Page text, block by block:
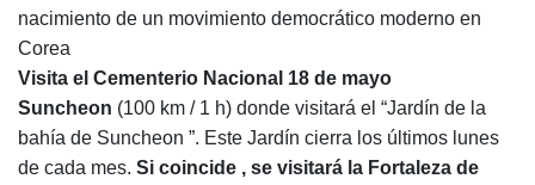
nacimiento de un movimiento democrático moderno en
Corea
Visita el Cementerio Nacional 18 de mayo
Suncheon (100 km / 1 h) donde visitará el “Jardín de la
bahía de Suncheon ”. Este Jardín cierra los últimos lunes
de cada mes. Si coincide , se visitará la Fortaleza de